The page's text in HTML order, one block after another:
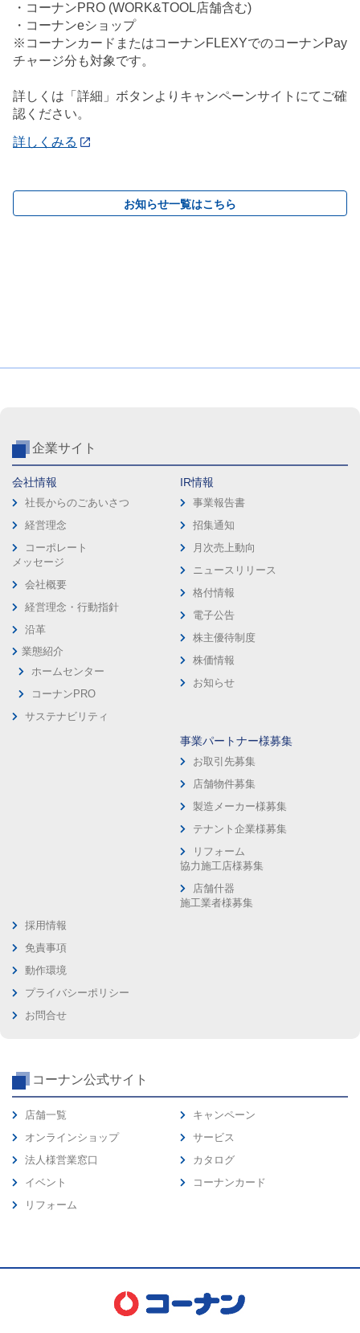
・コーナンPRO (WORK&TOOL店舗含む)
・コーナンeショップ
※コーナンカードまたはコーナンFLEXYでのコーナンPay
チャージ分も対象です。
詳しくは「詳細」ボタンよりキャンペーンサイトにてご確
認ください。
詳しくみる
お知らせ一覧はこちら
企業サイト
会社情報
社長からのごあいさつ
経営理念
コーポレート
メッセージ
会社概要
経営理念・行動指針
沿革
業態紹介
ホームセンター
コーナンPRO
サステナビリティ
IR情報
事業報告書
招集通知
月次売上動向
ニュースリリース
格付情報
電子公告
株主優待制度
株価情報
お知らせ
事業パートナー様募集
お取引先募集
店舗物件募集
製造メーカー様募集
テナント企業様募集
リフォーム
協力施工店様募集
店舗什器
施工業者様募集
採用情報
免責事項
動作環境
プライバシーポリシー
お問合せ
コーナン公式サイト
店舗一覧
オンラインショップ
法人様営業窓口
イベント
リフォーム
キャンペーン
サービス
カタログ
コーナンカード